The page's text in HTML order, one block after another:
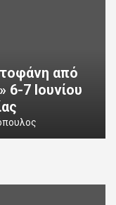
από
6-7 Ιουνίου